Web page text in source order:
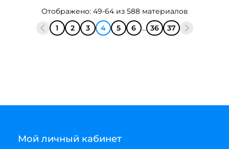
Отображено: 49-64 из 588 материалов
1
2 3 4 5 6 ... 36 37
Мой личный кабинет